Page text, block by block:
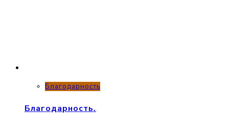
Благодарность
Благодарность.